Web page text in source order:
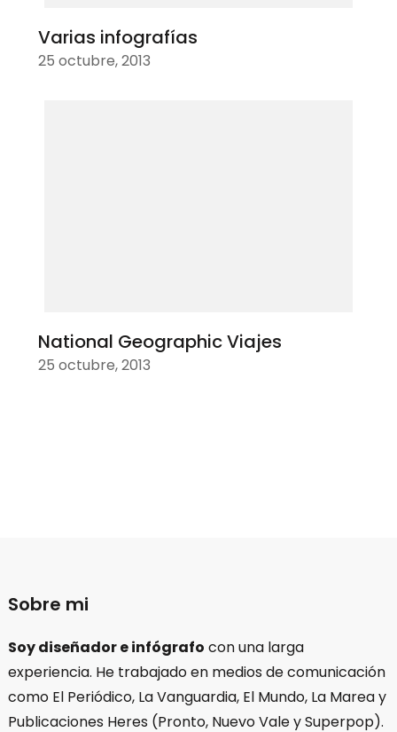
Varias infografías
25 octubre, 2013
National Geographic Viajes
25 octubre, 2013
Sobre mi
Soy diseñador e infógrafo con una larga
experiencia. He trabajado en medios de comunicación
como El Periódico, La Vanguardia, El Mundo, La Marea y
Publicaciones Heres (Pronto, Nuevo Vale y Superpop).